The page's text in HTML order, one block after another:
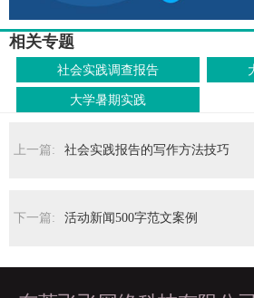
相关专题
社会实践调查报告
大学暑期实践
上一篇: 社会实践报告的写作方法技巧
下一篇: 活动新闻500字范文案例